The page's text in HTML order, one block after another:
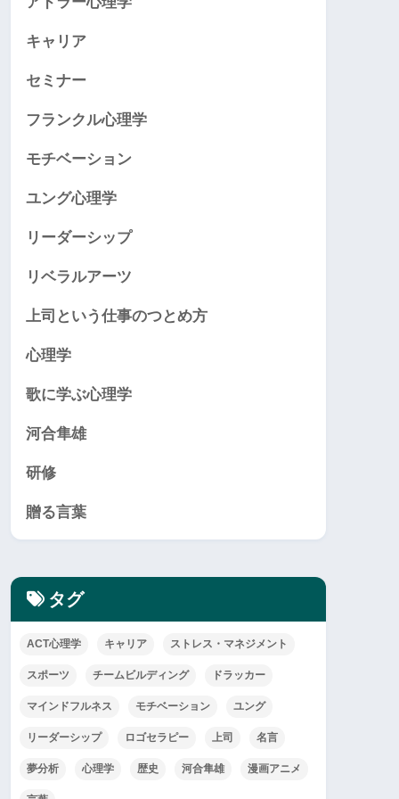
キャリア
セミナー
フランクル心理学
モチベーション
ユング心理学
リーダーシップ
リベラルアーツ
上司という仕事のつとめ方
心理学
歌に学ぶ心理学
河合隼雄
研修
贈る言葉
タグ
ACT心理学 キャリア ストレス・マネジメント
スポーツ チームビルディング ドラッカー
マインドフルネス モチベーション ユング
リーダーシップ ロゴセラピー 上司 名言
夢分析 心理学 歴史 河合隼雄 漫画アニメ